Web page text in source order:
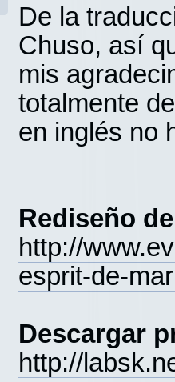
De la
Chuso, así
mis
totalmente
en inglés no
Rediseño
http://
esprit-de-
Descargar
http://